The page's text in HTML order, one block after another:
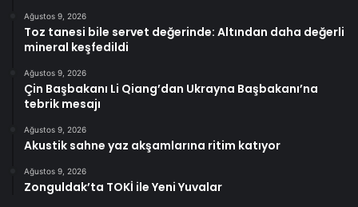
Ağustos 9, 2026
Toz tanesi bile servet değerinde: Altından daha değerli
mineral keşfedildi
Ağustos 9, 2026
Çin Başbakanı Li Qiang’dan Ukrayna Başbakanı’na
tebrik mesajı
Ağustos 9, 2026
Akustik sahne yaz akşamlarına ritim katıyor
Ağustos 9, 2026
Zonguldak’ta TOKİ ile Yeni Yuvalar